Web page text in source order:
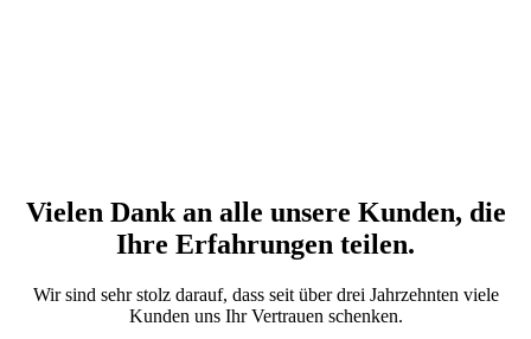
Vielen Dank an alle unsere Kunden, die
Ihre Erfahrungen teilen.
Wir sind sehr stolz darauf, dass seit über drei Jahrzehnten viele
Kunden uns Ihr Vertrauen schenken.